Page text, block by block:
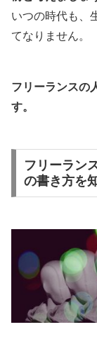
いつの時代も、
てなりません。
フリーランスの
す。
フリーラン
の書き方を